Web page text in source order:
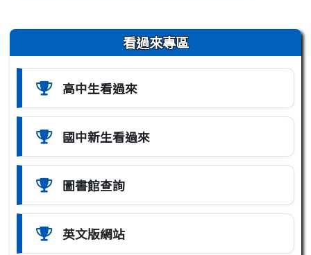
左邊區域內容 看過來專區
高中生看過來
國中新生看過來
圖書館查詢
英文版網站